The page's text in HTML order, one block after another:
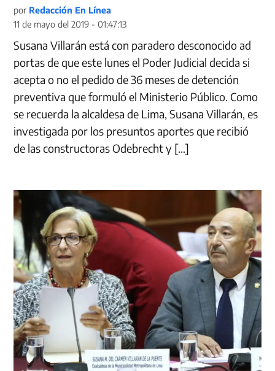
por Redacción En Línea
11 de mayo del 2019 - 01:47:13
Susana Villarán está con paradero desconocido ad
portas de que este lunes el Poder Judicial decida si
acepta o no el pedido de 36 meses de detención
preventiva que formuló el Ministerio Público. Como
se recuerda la alcaldesa de Lima, Susana Villarán, es
investigada por los presuntos aportes que recibió
de las constructoras Odebrecht y […]